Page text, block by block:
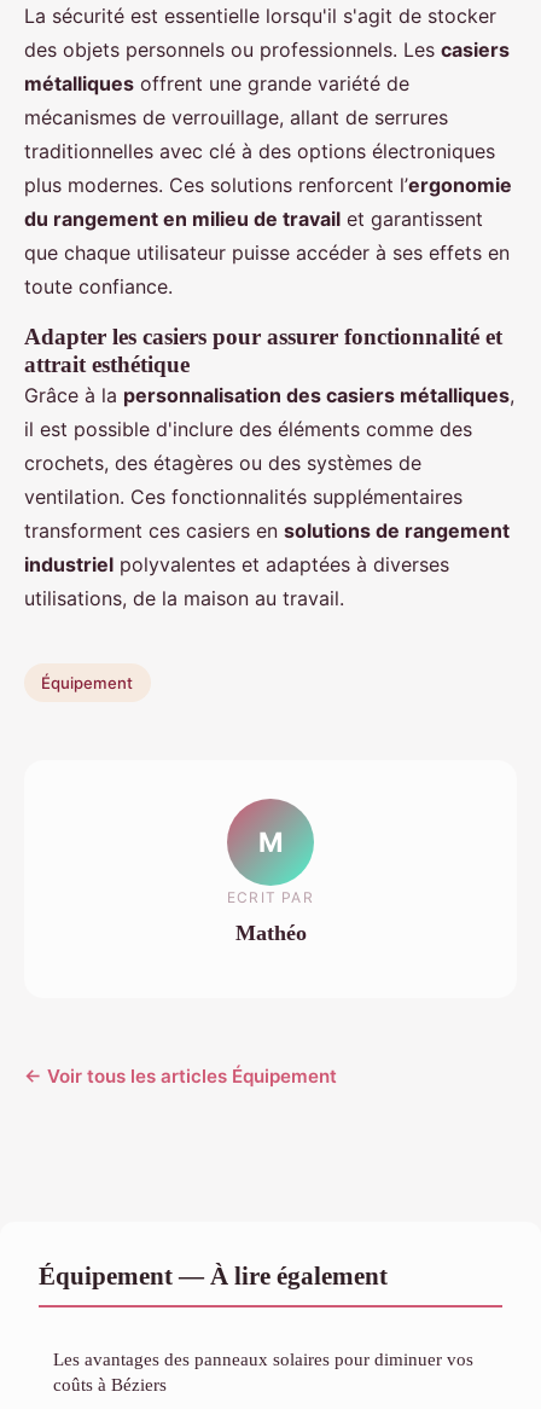
La sécurité est essentielle lorsqu'il s'agit de stocker
des objets personnels ou professionnels. Les casiers
métalliques offrent une grande variété de
mécanismes de verrouillage, allant de serrures
traditionnelles avec clé à des options électroniques
plus modernes. Ces solutions renforcent l’ergonomie
du rangement en milieu de travail et garantissent
que chaque utilisateur puisse accéder à ses effets en
toute confiance.
Adapter les casiers pour assurer fonctionnalité et
attrait esthétique
Grâce à la personnalisation des casiers métalliques,
il est possible d'inclure des éléments comme des
crochets, des étagères ou des systèmes de
ventilation. Ces fonctionnalités supplémentaires
transforment ces casiers en solutions de rangement
industriel polyvalentes et adaptées à diverses
utilisations, de la maison au travail.
Équipement
M
ECRIT PAR
Mathéo
← Voir tous les articles Équipement
Équipement — À lire également
Les avantages des panneaux solaires pour diminuer vos
coûts à Béziers